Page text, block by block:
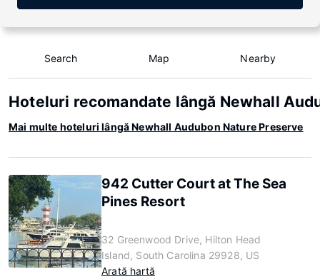
Search Map Nearby
Hoteluri recomandate lângă Newhall
Mai multe hoteluri lângă Newhall Audubon Nature Preserve
942 Cutter Court at The Sea
Pines Resort
32 Greenwood Drive, Hilton Head
Island, South Carolina 29928, US
Arată hartă